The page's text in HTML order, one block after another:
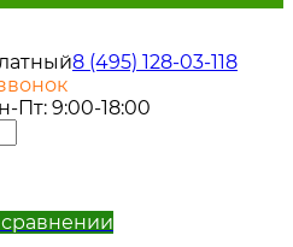
8 (495) 128-03-118
Пт: 9:00-18:00